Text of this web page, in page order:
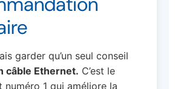
garder qu’un seul conseil
câble Ethernet. C’est le
numéro 1 qui améliore la